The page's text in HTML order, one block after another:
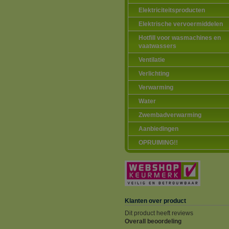
Elektriciteitsproducten
Elektrische vervoermiddelen
Hotfill voor wasmachines en
vaatwassers
Ventilatie
Verlichting
Verwarming
Water
Zwembadverwarming
Aanbiedingen
OPRUIMING!!
Klanten over product
Dit product heeft reviews
Overall beoordeling